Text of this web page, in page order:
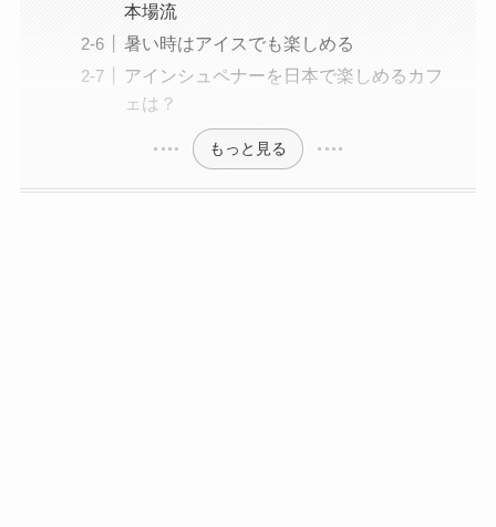
本場流
暑い時はアイスでも楽しめる
アインシュペナーを日本で楽しめるカフ
ェは？
もっと見る